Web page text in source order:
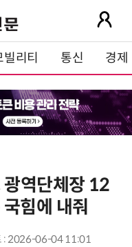
빌리티 통신 경제
역단체장 12
힘에 내줘
: 2026-06-04 11:01